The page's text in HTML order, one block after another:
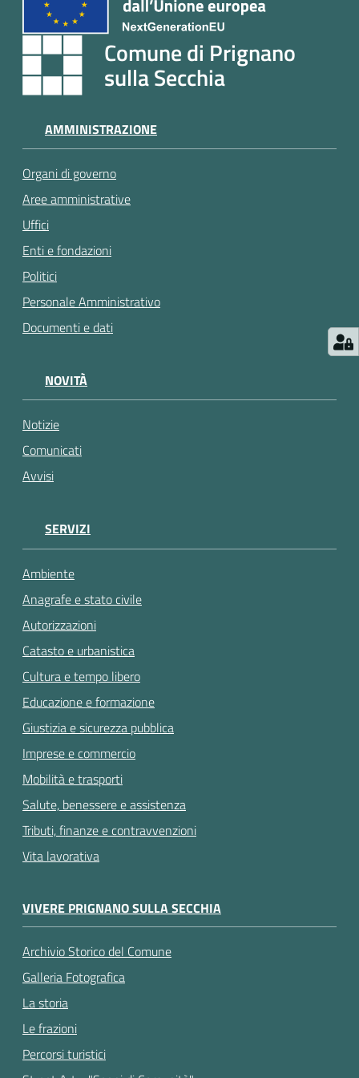
u
n
e
n
t
o
Street
Art
argomenti...
Comune di Prignano
sulla Secchia
AMMINISTRAZIONE
Organi di governo
Aree amministrative
Uffici
Enti e fondazioni
Politici
Personale Amministrativo
Documenti e dati
NOVITÀ
Notizie
Comunicati
Avvisi
SERVIZI
Ambiente
Anagrafe e stato civile
Autorizzazioni
Catasto e urbanistica
Cultura e tempo libero
Educazione e formazione
Giustizia e sicurezza pubblica
Imprese e commercio
Mobilità e trasporti
Salute, benessere e assistenza
Tributi, finanze e contravvenzioni
Vita lavorativa
VIVERE PRIGNANO SULLA SECCHIA
Archivio Storico del Comune
Galleria Fotografica
La storia
Le frazioni
Percorsi turistici